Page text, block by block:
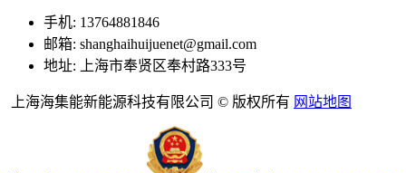
手机: 13764881846
邮箱: shanghaihuijuenet@gmail.com
地址: 上海市奉贤区奉村路333号
上海海集能新能源科技有限公司 © 版权所有 网站地图